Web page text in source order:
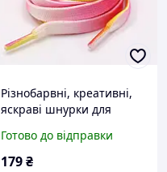
Різнобарвні, креативні,
яскраві шнурки для
(Різнобарвні, 1 пара)
Готово до відправки
179₴